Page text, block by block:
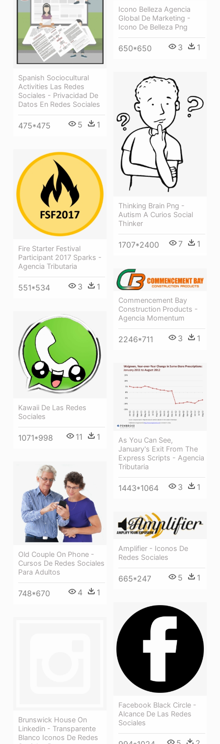
Icono Belleza Agencia
Global De Marketing -
Icono De Belleza Png
650*650 3 1
Spanish Sociocultural
Activities Las Redes
Sociales - Privacidad De
Datos En Redes Sociales
475*475 5 1
Thinking Brain Png -
Autism A Curios Social
Thinker
1707*2400 7 1
Fire Starter Festival
Participant 2017 Sparks -
Agencia Tributaria
551*534 3 1
Commencement Bay
Construction Products -
Agencia Momentum
2246*711 3 1
Kawaii De Las Redes
Sociales
1071*998 11 1
As You Can See,
January's Exit From The
Express Scripts - Agencia
Tributaria
1443*1064 3 1
Old Couple On Phone -
Cursos De Redes Sociales
Para Adultos
748*670 4 1
Amplifier - Iconos De
Redes Sociales
665*247 5 1
Facebook Black Circle -
Alcance De Las Redes
Sociales
Brunswick House On
Linkedin - Transparente
Blanco Iconos De Redes